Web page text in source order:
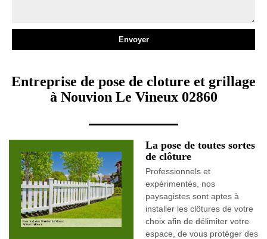
Entreprise de pose de cloture et grillage
à Nouvion Le Vineux 02860
La pose de toutes sortes
de clôture
Professionnels et
expérimentés, nos
paysagistes sont aptes à
installer les clôtures de votre
choix afin de délimiter votre
espace, de vous protéger des